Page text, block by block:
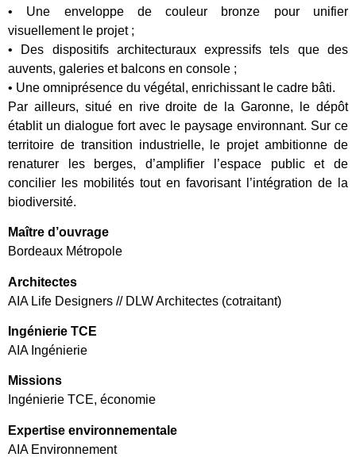
• Une enveloppe de couleur bronze pour unifier
visuellement le projet ;
• Des dispositifs architecturaux expressifs tels que des
auvents, galeries et balcons en console ;
• Une omniprésence du végétal, enrichissant le cadre bâti.
Par ailleurs, situé en rive droite de la Garonne, le dépôt
établit un dialogue fort avec le paysage environnant. Sur ce
territoire de transition industrielle, le projet ambitionne de
renaturer les berges, d’amplifier l’espace public et de
concilier les mobilités tout en favorisant l’intégration de la
biodiversité.
Maître d’ouvrage
Bordeaux Métropole
Architectes
AIA Life Designers // DLW Architectes (cotraitant)
Ingénierie TCE
AIA Ingénierie
Missions
Ingénierie TCE, économie
Expertise environnementale
AIA Environnement